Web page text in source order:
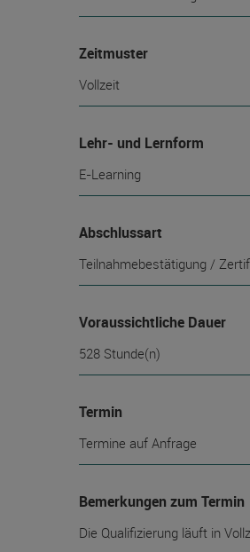
Zeitmuster
Vollzeit
Lehr- und Lernform
E-Learning
Abschlussart
Teilnahmebestätigung /
Voraussichtliche Dauer
528 Stunde(n)
Termin
Termine auf Anfrage
Bemerkungen zum Termin
Die Qualifizierung läuft in